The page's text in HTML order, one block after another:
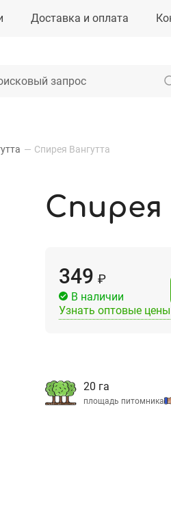
Доставка и оплата
— Спирея Вангутта
349 ₽
В наличии
Узнать оптовые цены
20 га
площадь питомника